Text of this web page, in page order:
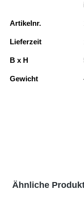
Artikelnr.
Lieferzeit
B x H
Gewicht
Produktgalerie
Ähnliche